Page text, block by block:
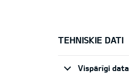
TEHNISKIE DATI
Vispārīgi data